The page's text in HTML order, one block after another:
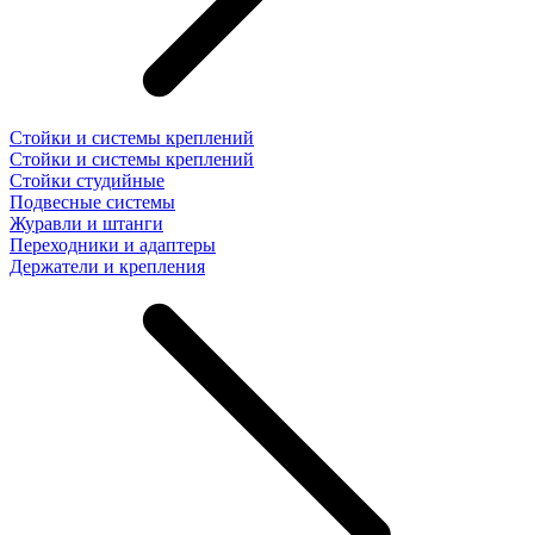
Стойки и системы креплений
Стойки и системы креплений
Стойки студийные
Подвесные системы
Журавли и штанги
Переходники и адаптеры
Держатели и крепления